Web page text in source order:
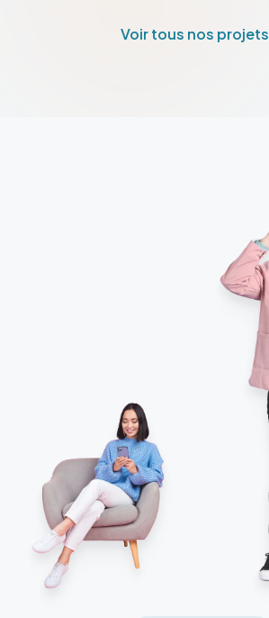
Voir tous nos projets